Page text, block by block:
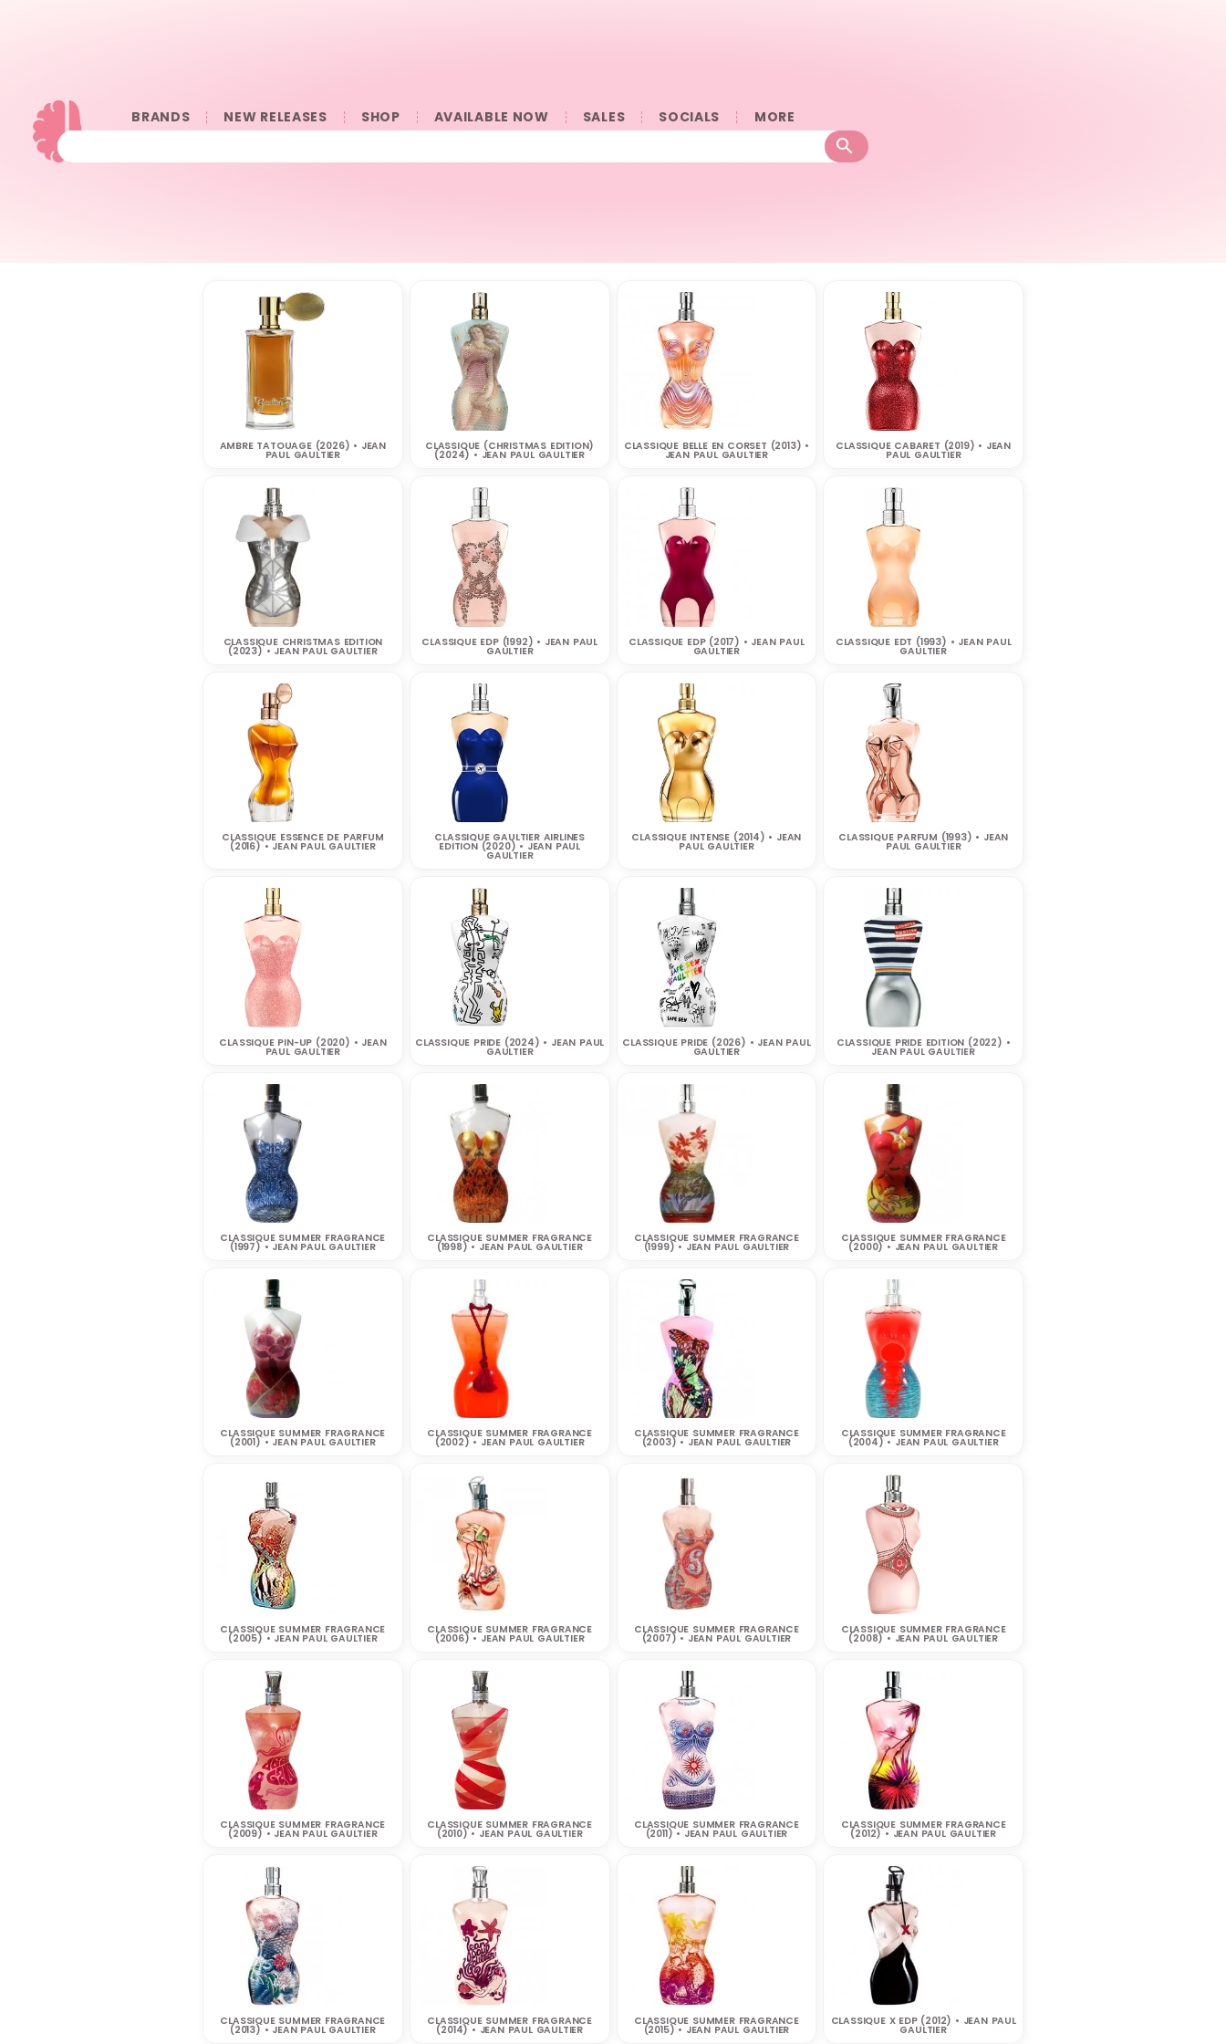
BRANDS NEW RELEASES SHOP AVAILABLE NOW SALES SOCIALS 󠀠󠀠MORE
AMBRE TATOUAGE (2026) • JEAN
PAUL GAULTIER
CLASSIQUE (CHRISTMAS EDITION)
(2024) • JEAN PAUL GAULTIER
CLASSIQUE BELLE EN CORSET (2013) •
JEAN PAUL GAULTIER
CLASSIQUE CABARET (2019) • JEAN
PAUL GAULTIER
CLASSIQUE CHRISTMAS EDITION
(2023) • JEAN PAUL GAULTIER
CLASSIQUE EDP (1992) • JEAN PAUL
GAULTIER
CLASSIQUE EDP (2017) • JEAN PAUL
GAULTIER
CLASSIQUE EDT (1993) • JEAN PAUL
GAULTIER
CLASSIQUE ESSENCE DE PARFUM
(2016) • JEAN PAUL GAULTIER
CLASSIQUE GAULTIER AIRLINES
EDITION (2020) • JEAN PAUL
GAULTIER
CLASSIQUE INTENSE (2014) • JEAN
PAUL GAULTIER
CLASSIQUE PARFUM (1993) • JEAN
PAUL GAULTIER
CLASSIQUE PIN-UP (2020) • JEAN
PAUL GAULTIER
CLASSIQUE PRIDE (2024) • JEAN PAUL
GAULTIER
CLASSIQUE PRIDE (2026) • JEAN PAUL
GAULTIER
CLASSIQUE PRIDE EDITION (2022) •
JEAN PAUL GAULTIER
CLASSIQUE SUMMER FRAGRANCE
(1997) • JEAN PAUL GAULTIER
CLASSIQUE SUMMER FRAGRANCE
(1998) • JEAN PAUL GAULTIER
CLASSIQUE SUMMER FRAGRANCE
(1999) • JEAN PAUL GAULTIER
CLASSIQUE SUMMER FRAGRANCE
(2000) • JEAN PAUL GAULTIER
CLASSIQUE SUMMER FRAGRANCE
(2001) • JEAN PAUL GAULTIER
CLASSIQUE SUMMER FRAGRANCE
(2002) • JEAN PAUL GAULTIER
CLASSIQUE SUMMER FRAGRANCE
(2003) • JEAN PAUL GAULTIER
CLASSIQUE SUMMER FRAGRANCE
(2004) • JEAN PAUL GAULTIER
CLASSIQUE SUMMER FRAGRANCE
(2005) • JEAN PAUL GAULTIER
CLASSIQUE SUMMER FRAGRANCE
(2006) • JEAN PAUL GAULTIER
CLASSIQUE SUMMER FRAGRANCE
(2007) • JEAN PAUL GAULTIER
CLASSIQUE SUMMER FRAGRANCE
(2008) • JEAN PAUL GAULTIER
CLASSIQUE SUMMER FRAGRANCE
(2009) • JEAN PAUL GAULTIER
CLASSIQUE SUMMER FRAGRANCE
(2010) • JEAN PAUL GAULTIER
CLASSIQUE SUMMER FRAGRANCE
(2011) • JEAN PAUL GAULTIER
CLASSIQUE SUMMER FRAGRANCE
(2012) • JEAN PAUL GAULTIER
CLASSIQUE SUMMER FRAGRANCE
(2013) • JEAN PAUL GAULTIER
CLASSIQUE SUMMER FRAGRANCE
(2014) • JEAN PAUL GAULTIER
CLASSIQUE SUMMER FRAGRANCE
(2015) • JEAN PAUL GAULTIER
CLASSIQUE X EDP (2012) • JEAN PAUL
GAULTIER